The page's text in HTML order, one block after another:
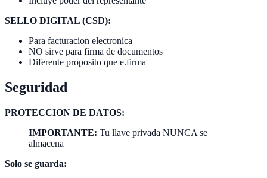
SELLO DIGITAL (CSD):
Para facturacion electronica
NO sirve para firma de documentos
Diferente proposito que e.firma
Seguridad
PROTECCION DE DATOS:
IMPORTANTE: Tu llave privada NUNCA se
almacena
Solo se guarda: